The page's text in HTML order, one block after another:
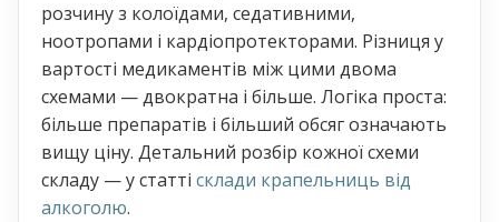
розчину з колоїдами, седативними,
ноотропами і кардіопротекторами. Різниця у
вартості медикаментів між цими двома
схемами — двократна і більше. Логіка проста:
більше препаратів і більший обсяг означають
вищу ціну. Детальний розбір кожної схеми
складу — у статті склади крапельниць від
алкоголю.